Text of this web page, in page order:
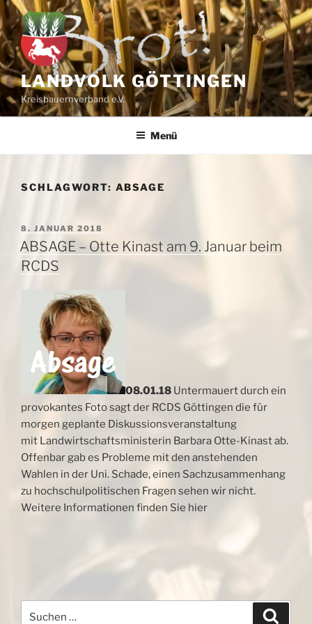
Zum
Inhalt
springen
LANDVOLK GÖTTINGEN
Kreisbauernverband e.V.
Menü
SCHLAGWORT: ABSAGE
VERÖFFENTLICHT
AM
8. JANUAR 2018
ABSAGE – Otte Kinast am 9. Januar beim
RCDS
08.01.18 Untermauert durch ein
provokantes Foto sagt der RCDS Göttingen die für
morgen geplante Diskussionsveranstaltung
mit Landwirtschaftsministerin Barbara Otte-Kinast ab.
Offenbar gab es Probleme mit den anstehenden
Wahlen in der Uni. Schade, einen Sachzusammenhang
zu hochschulpolitischen Fragen sehen wir nicht.
Weitere Informationen finden Sie hier